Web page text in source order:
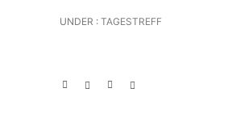
UNDER : TAGESTREFF